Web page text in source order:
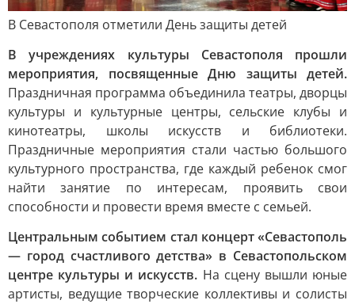
В Севастополя отметили День защиты детей
В учреждениях культуры Севастополя прошли
мероприятия, посвященные Дню защиты детей.
Праздничная программа объединила театры, дворцы
культуры и культурные центры, сельские клубы и
кинотеатры, школы искусств и библиотеки.
Праздничные мероприятия стали частью большого
культурного пространства, где каждый ребенок смог
найти занятие по интересам, проявить свои
способности и провести время вместе с семьей.
Центральным событием стал концерт «Севастополь
— город счастливого детства» в Севастопольском
центре культуры и искусств. На сцену вышли юные
артисты, ведущие творческие коллективы и солисты